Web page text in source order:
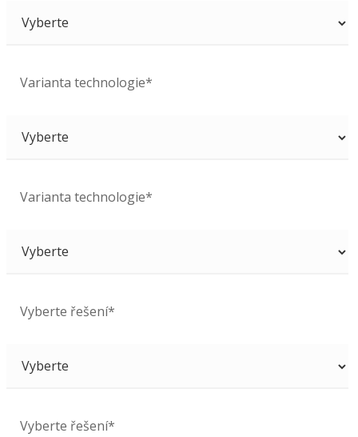
Varianta technologie*
Varianta technologie*
Vyberte řešení*
Vyberte řešení*